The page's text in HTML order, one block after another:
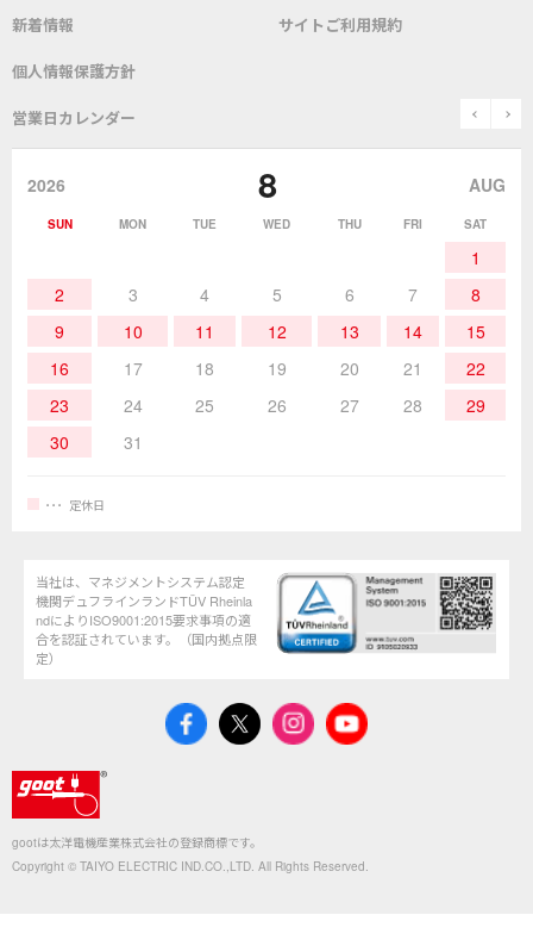
表面実装/SMT関連
作業環境／材料
SDS(MSDS)製品
取扱説明書
該非説明発行の申込み
グットのあゆみ
新着情報 サイトご利用規約
個人情報保護方針
営業日カレンダー prev
2026 8 AUG
SUN MON TUE WED THU FRI SAT
1
2
3 4 5 6 7
8
9
10 11 12 13 14
15
16
17 18 19 20 21
22
23
24 25 26 27 28
29
30
31
定休日
当社は、マネジメントシステム認定
機関デュフラインランドTÜV Rheinla
ndによりISO9001:2015要求事項の適
合を認証されています。（国内拠点限
定）
gootは太洋電機産業株式会社の登録商標です。
Copyright © TAIYO ELECTRIC IND.CO.,LTD. All Rights Reserved.